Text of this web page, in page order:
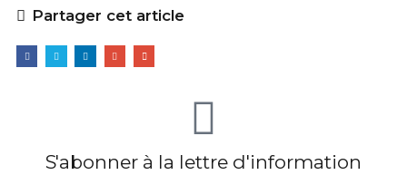
Partager cet article
S'abonner à la lettre d'information